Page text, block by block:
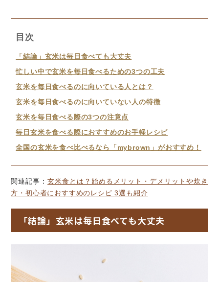
目次
「結論」玄米は毎日食べても大丈夫
忙しい中で玄米を毎日食べるための3つの工夫
玄米を毎日食べるのに向いている人とは？
玄米を毎日食べるのに向いていない人の特徴
玄米を毎日食べる際の3つの注意点
毎日玄米を食べる際におすすめのお手軽レシピ
全国の玄米を食べ比べるなら「mybrown」がおすすめ！
関連記事：玄米食とは？始めるメリット・デメリットや炊き
方・初心者におすすめのレシピ 3選も紹介
「結論」玄米は毎日食べても大丈夫